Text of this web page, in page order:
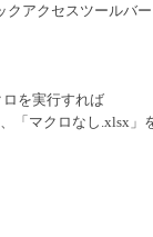
アクセスツールバ
を実行すれば
マクロなし.xlsx」